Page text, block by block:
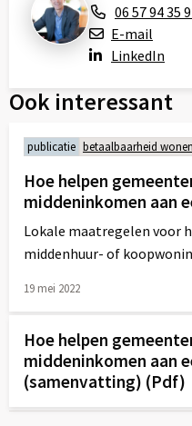
06 57 94 35
E-mail
LinkedIn
Ook interessant
publicatie betaalbaarheid wonen
Hoe helpen
middeninkomen aan
Lokale maatregelen voor
middenhuur- of
19 mei 2022
over
Hoe helpen
middeninkomen aan
(samenvatting) (Pdf)